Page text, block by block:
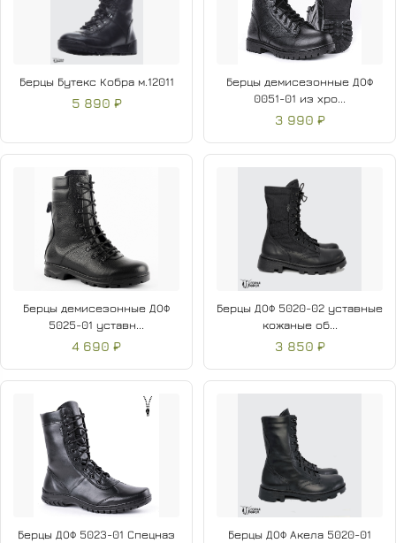
Берцы Бутекс Кобра м.12011
5 890 ₽
Берцы демисезонные ДОФ
0051-01 из хро...
3 990 ₽
Берцы демисезонные ДОФ
5025-01 уставн...
4 690 ₽
Берцы ДОФ 5020-02 уставные
кожаные об...
3 850 ₽
Берцы ДОФ 5023-01 Спецназ Берцы ДОФ Акела 5020-01